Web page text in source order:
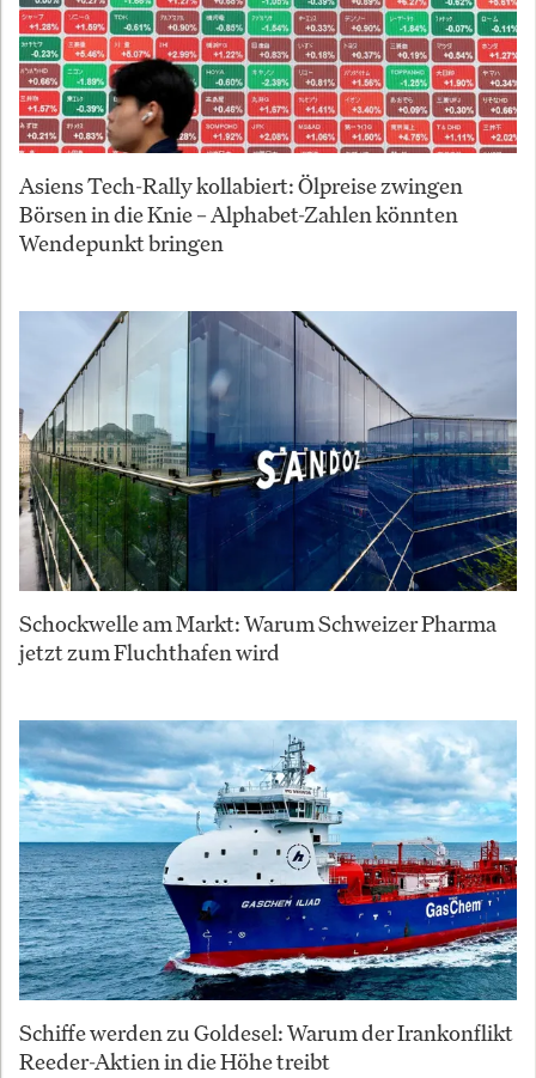
Asiens Tech-Rally kollabiert: Ölpreise zwingen
Börsen in die Knie – Alphabet-Zahlen könnten
Wendepunkt bringen
Schockwelle am Markt: Warum Schweizer Pharma
jetzt zum Fluchthafen wird
Schiffe werden zu Goldesel: Warum der Irankonflikt
Reeder-Aktien in die Höhe treibt